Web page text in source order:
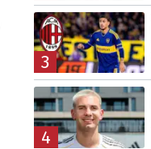
3
4